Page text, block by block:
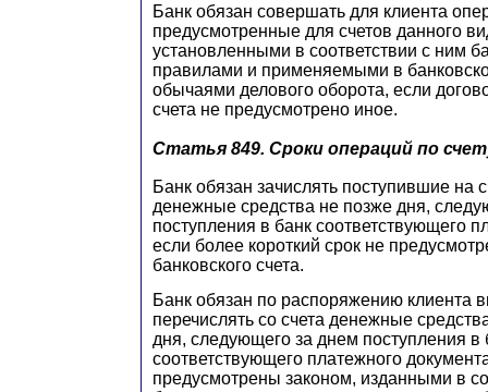
Банк обязан совершать для клиента
предусмотренные для счетов данного
установленными в соответствии с ним
правилами и применяемыми в
обычаями делового оборота, если
счета не предусмотрено иное.
Статья 849. Сроки операций по
Банк обязан зачислять поступившие на
денежные средства не позже дня,
поступления в банк соответствующего
если более короткий срок не
банковского счета.
Банк обязан по распоряжению клиента
перечислять со счета денежные
дня, следующего за днем поступления в
соответствующего платежного
предусмотрены законом, изданными в